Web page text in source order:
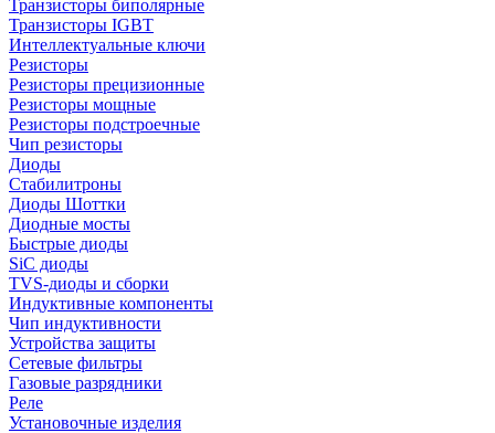
Транзисторы биполярные
Транзисторы IGBT
Интеллектуальные ключи
Резисторы
Резисторы прецизионные
Резисторы мощные
Резисторы подстроечные
Чип резисторы
Диоды
Стабилитроны
Диоды Шоттки
Диодные мосты
Быстрые диоды
SiC диоды
TVS-диоды и сборки
Индуктивные компоненты
Чип индуктивности
Устройства защиты
Сетевые фильтры
Газовые разрядники
Реле
Установочные изделия